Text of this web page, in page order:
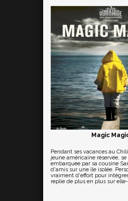
Magic
Pendant ses vacances au
jeune américaine réservée,
embarquée par sa cousine
d'amis sur une île isolée.
vraiment d'effort pour
replie de plus en plus sur